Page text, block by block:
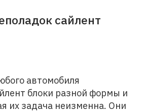
сайлент
автомобиля
блоки разной формы и
их задача неизменна. Они